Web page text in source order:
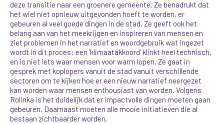
deze transitie naar een groenere gemeente. Ze benadrukt dat
het wiel niet opnieuw uitgevonden hoeft te worden, er
gebeuren al veel goede dingen in de stad. Ze geeft ook het
belang aan van het meekrijgen en inspireren van mensen en
ziet problemen in het narratief en woordgebruik wat ingezet
wordt in dit proces: een ‘klimaatakkoord’ klinkt heel technisch,
en is niet iets waar mensen voor warm lopen. Ze gaat in
gesprek met koplopers vanuit de stad vanuit verschillende
sectoren om te kijken hoe er een nieuw narratief neergezet
kan worden waar mensen enthousiast van worden. Volgens
Rolinka is het duidelijk dat er impactvolle dingen moeten gaan
gebeuren. Daarnaast moeten alle mooie initiatieven die al
bestaan zichtbaarder worden.